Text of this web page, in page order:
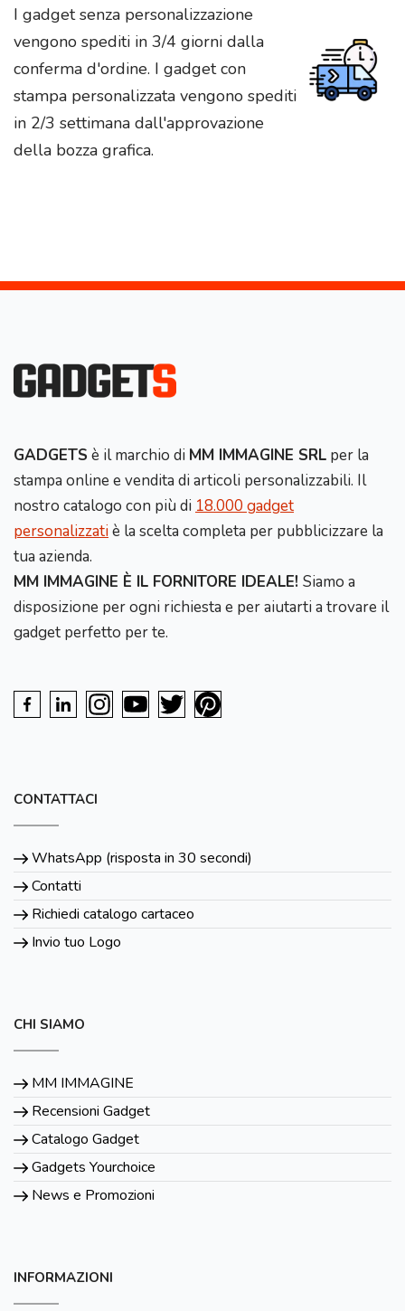
I gadget senza personalizzazione
vengono spediti in 3/4 giorni dalla
conferma d'ordine. I gadget con
stampa personalizzata vengono spediti
in 2/3 settimana dall'approvazione
della bozza grafica.
GADGETS è il marchio di MM IMMAGINE SRL per la
stampa online e vendita di articoli personalizzabili. Il
nostro catalogo con più di 18.000 gadget
personalizzatiè la scelta completa per pubblicizzare la
tua azienda.
MM IMMAGINE È IL FORNITORE IDEALE! Siamo a
disposizione per ogni richiesta e per aiutarti a trovare il
gadget perfetto per te.
CONTATTACI
WhatsApp (risposta in 30 secondi)
Contatti
Richiedi catalogo cartaceo
Invio tuo Logo
CHI SIAMO
MM IMMAGINE
Recensioni Gadget
Catalogo Gadget
Gadgets Yourchoice
News e Promozioni
INFORMAZIONI